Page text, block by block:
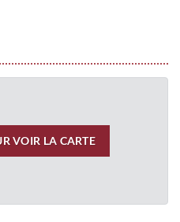
VOIR LA CARTE